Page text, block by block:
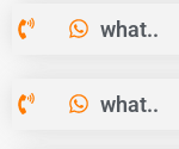
what..
what..